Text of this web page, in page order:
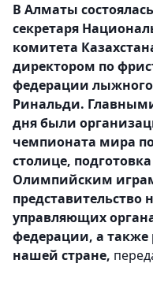
В Алматы
секретаря
комитета
директором по
федерации лыжного
Ринальди.
дня были
чемпионата мира
столице,
Олимпийским играм
представительство
управляющих
федерации, а также
нашей стране,